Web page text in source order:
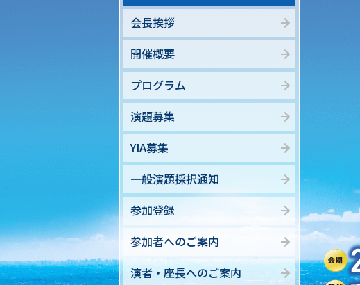
会長挨拶
開催概要
プログラム
演題募集
YIA募集
一般演題採択通知
参加登録
参加者へのご案内
演者・座長へのご案内